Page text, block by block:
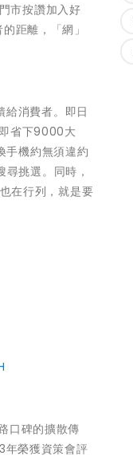
市按讚加入好
距離，「網」
消費者。即日
省下9000大
手機約無須違約
挑選。同時，
在行列，就是要
口碑的擴散傳
年榮獲資策會評